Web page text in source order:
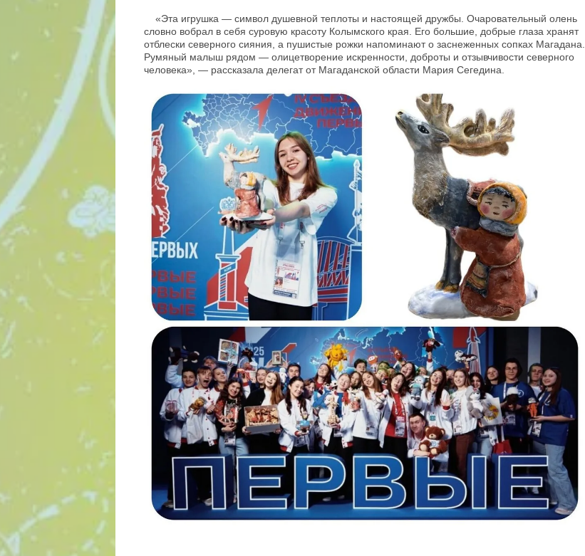
«Эта игрушка — символ душевной теплоты и настоящей дружбы. Очаровательный олень
словно вобрал в себя суровую красоту Колымского края. Его большие, добрые глаза хранят
отблески северного сияния, а пушистые рожки напоминают о заснеженных сопках Магадана.
Румяный малыш рядом — олицетворение искренности, доброты и отзывчивости северного
человека», — рассказала делегат от Магаданской области Мария Сегедина.